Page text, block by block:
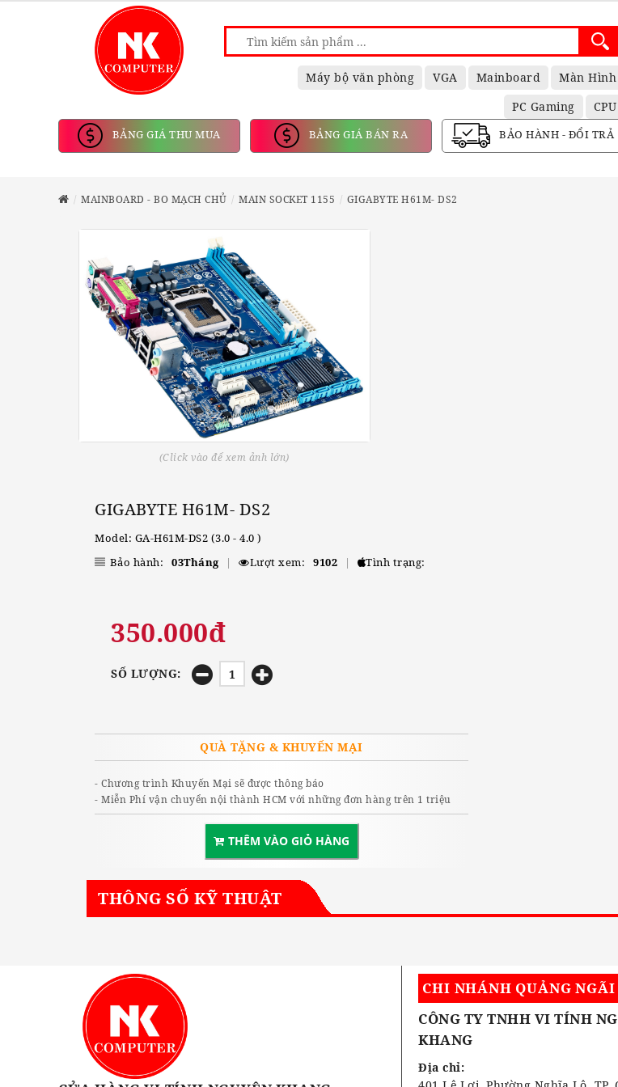
Máy bộ văn phòng VGA Mainboard
Màn Hình
PC Gaming
CPU
BẢNG GIÁ THU MUA BẢNG GIÁ BÁN RA BẢO HÀNH - ĐỔI TRẢ
MAINBOARD - BO MẠCH CHỦ MAIN SOCKET 1155 GIGABYTE H61M- DS2
(Click vào để xem ảnh lớn)
GIGABYTE H61M- DS2
Model: GA-H61M-DS2 (3.0 - 4.0 )
Bảo hành:
03Tháng | Lượt xem: 9102 | Tình trạng:
350.000đ
SỐ LƯỢNG:
QUÀ TẶNG & KHUYẾN MẠI
- Chương trình Khuyến Mại sẽ được thông báo
- Miễn Phí vận chuyển nội thành HCM với những đơn hàng trên 1 triệu
THÊM VÀO GIỎ HÀNG
THÔNG SỐ KỸ THUẬT
CHI NHÁNH QUẢNG NGÃI
CÔNG TY TNHH VI TÍNH
KHANG
Địa chỉ: